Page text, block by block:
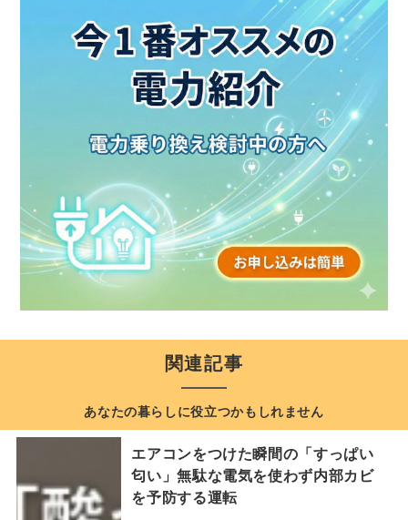
関連記事
あなたの暮らしに役立つかもしれません
エアコンをつけた瞬間の「すっぱい
匂い」無駄な電気を使わず内部カビ
を予防する運転